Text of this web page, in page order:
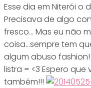
Esse dia em Niterói
Precisava de algo
fresco… Mas eu não
coisa…sempre tem
algum abuso
listra = <3 Espero
também!!!